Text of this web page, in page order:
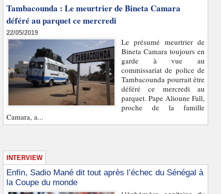
Tambacounda : Le meurtrier de Bineta Camara
déféré au parquet ce mercredi
22/05/2019
Le présumé meurtrier de
Bineta Camara toujours en
garde à vue au
commissariat de police de
Tambacounda pourrait être
déféré ce mercredi au
parquet. Pape Alioune Fall,
proche de la famille
Camara, a...
INTERVIEW
Enfin, Sadio Mané dit tout après l’échec du Sénégal à
la Coupe du monde